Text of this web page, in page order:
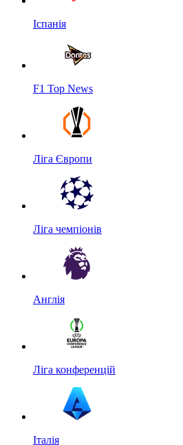
Іспанія
F1 Top News
Ліга Європи
Ліга чемпіонів
Англія
Ліга конференцій
Італія